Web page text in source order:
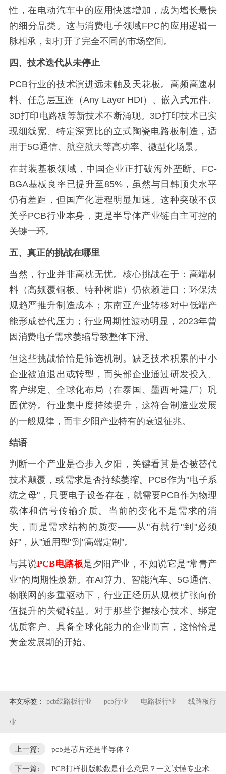
性，在电动汽车中的应用快速增加，成为增长最快
的细分品类。这与消费电子领域FPC的应用逻辑一
脉相承，却打开了完全不同的市场空间。
四、技术迭代从未停止
PCB行业的技术演进远未触及天花板。高频高速材
料、任意层互连（Any Layer HDI）、嵌入式元件、
3D打印电路板等新技术不断涌现。3D打印技术已实
现细线宽、特定深宽比的立式陶瓷电路板制造，适
用于5G通信、航空航天等高功率、微型化场景。
在封装基板领域，中国企业正打破海外垄断。FC-
BGA基板良率已提升至85%，虽然与日韩顶尖水平
仍有差距，但国产化进程明显加速。这种突破不仅
关乎PCB行业本身，更是半导体产业链自主可控的
关键一环。
五、真正的挑战在哪里
当然，行业并非高枕无忧。核心挑战在于：高端材
料（高频覆铜板、特种树脂）仍依赖进口；环保法
规趋严推升制造成本；东南亚产业转移对中低端产
能形成替代压力；行业周期性波动明显，2023年曾
因消费电子需求萎缩导致整体下滑。
但这些挑战恰恰是筛选机制。缺乏技术积累的中小
企业被迫退出或转型，而头部企业通过研发投入、
客户绑定、全球化布局（在泰国、墨西哥建厂）巩
固优势。行业集中度持续提升，这符合制造业发展
的一般规律，而非夕阳产业特有的衰退征兆。
结语
判断一个产业是否步入夕阳，关键看其是否被替代
技术颠覆，或需求是否持续萎缩。PCB作为"电子系
统之母"，只要电子设备存在，就需要PCB作为物理
载体和信号传输介质。当前的变化不是需求的消
失，而是需求结构的质变——从"有就行"到"必须
好"，从"通用型"到"高端定制"。
与其说PCB电路板是夕阳产业，不如说它是"常青产
业"的周期性焕新。在AI算力、智能汽车、5G通信、
物联网的多重驱动下，行业正经历从规模扩张向价
值提升的关键转型。对于那些掌握核心技术、绑定
优质客户、具备全球化能力的企业而言，这恰恰是
黄金发展期的开始。
本文标签： pcb线路板行业 pcb行业 电路板行业 线路板行
业
上一篇: pcb是芯片还是半导体？
下一篇: PCB打样拼版款数是什么意思？一文读懂专业术